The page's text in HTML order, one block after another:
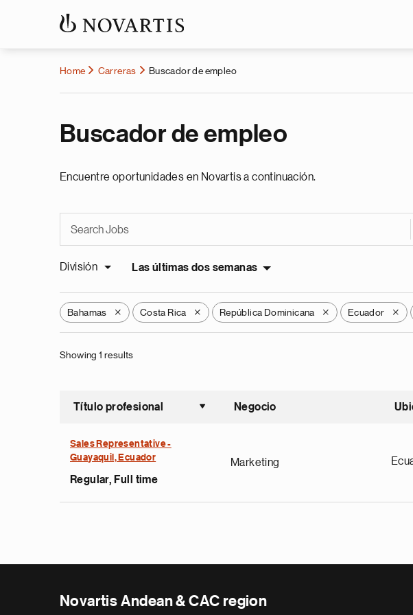
Home Carreras Buscador de empleo
Buscador de empleo
Encuentre oportunidades en Novartis a continuación.
División Las últimas dos semanas
Bahamas X Costa Rica X República Dominicana X Ecuador X
Showing 1 results
Título profesional
Ordenar ascendente
Negocio
Sales Representative -
Guayaquil, Ecuador
Regular, Full time
Marketing
Novartis Andean & CAC region